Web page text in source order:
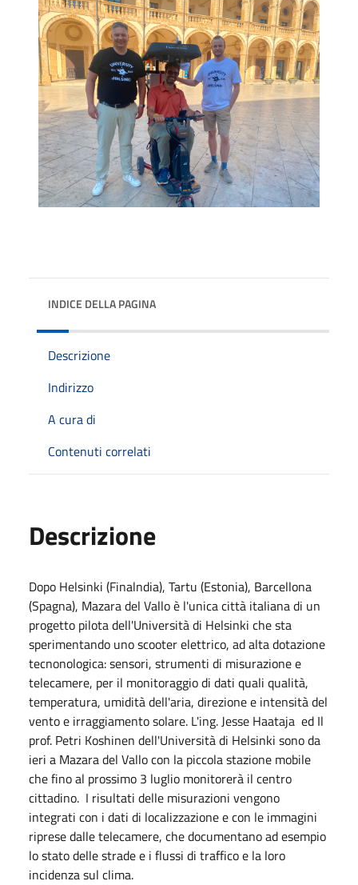
INDICE DELLA PAGINA
Descrizione
Indirizzo
A cura di
Contenuti correlati
Descrizione
Dopo Helsinki (Finalndia), Tartu (Estonia), Barcellona
(Spagna), Mazara del Vallo è l'unica città italiana di un
progetto pilota dell'Università di Helsinki che sta
sperimentando uno scooter elettrico, ad alta dotazione
tecnonologica: sensori, strumenti di misurazione e
telecamere, per il monitoraggio di dati quali qualità,
temperatura, umidità dell'aria, direzione e intensità del
vento e irraggiamento solare. L'ing. Jesse Haataja ed Il
prof. Petri Koshinen dell'Università di Helsinki sono da
ieri a Mazara del Vallo con la piccola stazione mobile
che fino al prossimo 3 luglio monitorerà il centro
cittadino. I risultati delle misurazioni vengono
integrati con i dati di localizzazione e con le immagini
riprese dalle telecamere, che documentano ad esempio
lo stato delle strade e i flussi di traffico e la loro
incidenza sul clima.